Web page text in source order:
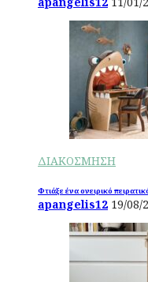
ΔΙΑΚΟΣΜΗΣΗ
Φτιάξε ένα ονειρικό
apangelis12 19/08/